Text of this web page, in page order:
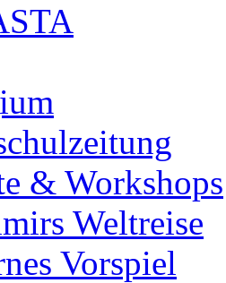
& Workshops
Weltreise
Vorspiel